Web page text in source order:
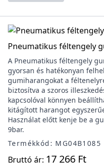
Pneumatikus féltengely
A Pneumatikus féltengely
gyorsan és hatékonyan
gumiharangokat a
biztosítva a szoros
kapcsolóval könnyen
kitágított harangot
Használat előtt kenje be a
9bar.
Termékkód: MG04B1085
Bruttó ár: 17 266 Ft